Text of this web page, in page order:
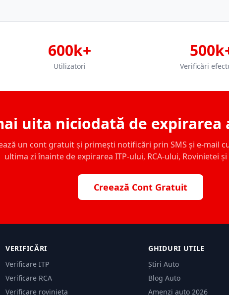
600k+
Utilizatori Verificări
uita niciodată de expirarea
un cont gratuit și primești notificări prin SMS și e-mail
ultima zi înainte de expirarea ITP-ului, RCA-ului, Rovinietei și
Creează Cont Gratuit
VERIFICĂRI
Verificare ITP
Verificare RCA
Verificare rovinieta
GHIDURI UTILE
Știri Auto
Blog Auto
Amenzi auto 2026